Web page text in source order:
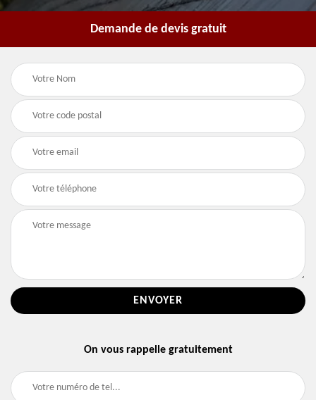
Demande de devis gratuit
On vous rappelle gratuitement